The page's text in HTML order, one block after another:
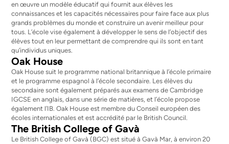
en œuvre un modèle éducatif qui fournit aux élèves les
connaissances et les capacités nécessaires pour faire face aux plus
grands problèmes du monde et construire un avenir meilleur pour
tous. L’école vise également à développer le sens de l’objectif des
élèves tout en leur permettant de comprendre qui ils sont en tant
qu’individus uniques.
Oak House
Oak House suit le programme national britannique à l’école primaire
et le programme espagnol à l’école secondaire. Les élèves du
secondaire sont également préparés aux examens de Cambridge
IGCSE en anglais, dans une série de matières, et l’école propose
également l’IB. Oak House est membre du Conseil européen des
écoles internationales et est accrédité par le British Council.
The British College of Gavà
Le British College of Gavà (BGC) est situé à Gavà Mar, à environ 20